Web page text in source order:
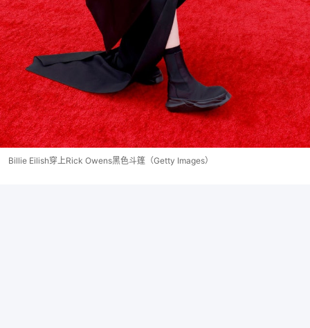
Billie Eilish穿上Rick Owens黑色斗篷（Getty Images）